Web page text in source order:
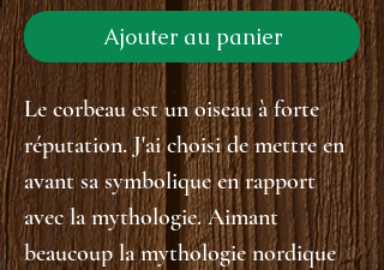
Ajouter au panier
Le corbeau est un oiseau à forte
réputation. J'ai choisi de mettre en
avant sa symbolique en rapport
avec la mythologie. Aimant
beaucoup la mythologie nordique